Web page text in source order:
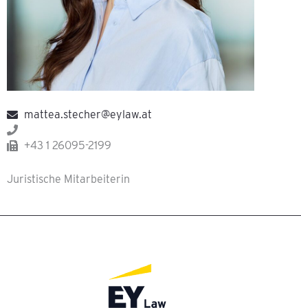
mattea.stecher@eylaw.at
+43 1 26095-2199
Juristische Mitarbeiterin